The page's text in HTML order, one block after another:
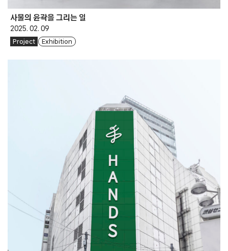
사물의 윤곽을 그리는 일
2025. 02. 09
Project Exhibition